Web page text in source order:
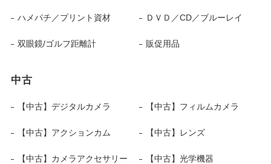
ハメパチ／プリント資材 ＤＶＤ／CD／ブルーレイ
双眼鏡/ゴルフ距離計 販促用品
中古
【中古】デジタルカメラ 【中古】フィルムカメラ
【中古】アクションカム 【中古】レンズ
【中古】カメラアクセサリー 【中古】光学機器